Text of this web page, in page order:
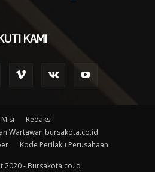
KAMI
Redaksi
Wartawan bursakota.co.id
Kode Perilaku Perusahaan
2020 - Bursakota.co.id